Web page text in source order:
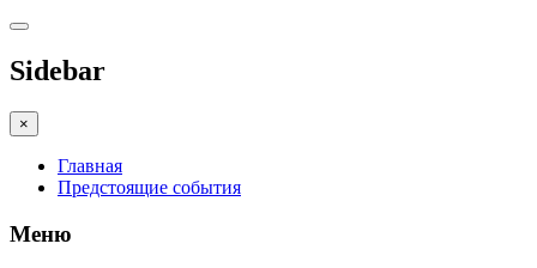
Sidebar
×
Главная
Предстоящие события
Меню